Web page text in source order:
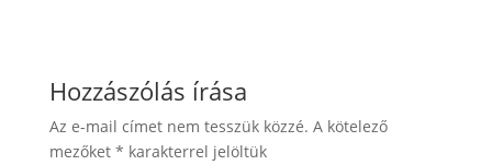
Hozzászólás írása
Az e-mail címet nem tesszük közzé. A kötelező
mezőket * karakterrel jelöltük